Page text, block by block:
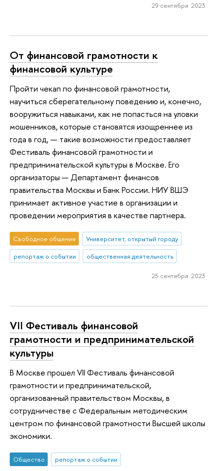
29 сентября 2023
От финансовой грамотности к
финансовой культуре
Пройти чекап по финансовой грамотности,
научиться сберегательному поведению и, конечно,
вооружиться навыками, как не попасться на уловки
мошенников, которые становятся изощреннее из
года в год, — такие возможности предоставляет
Фестиваль финансовой грамотности и
предпринимательской культуры в Москве. Его
организаторы — Департамент финансов
правительства Москвы и Банк России. НИУ ВШЭ
принимает активное участие в организации и
проведении мероприятия в качестве партнера.
Свободное общение
Университет, открытый городу
репортаж о событии
общественная деятельность
25 сентября 2023
VII Фестиваль финансовой
грамотности и предпринимательской
культуры
В Москве прошел VII Фестиваль финансовой
грамотности и предпринимательской,
организованный правительством Москвы, в
сотрудничестве с Федеральным методическим
центром по финансовой грамотности Высшей школы
экономики.
Общество репортаж о событии